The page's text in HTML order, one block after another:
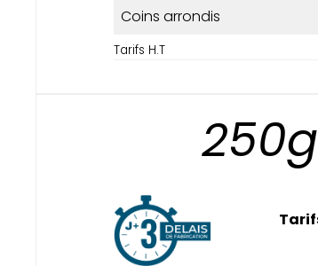
Coins arrondis
Tarifs H.T